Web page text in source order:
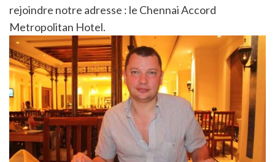
rejoindre notre adresse : le Chennai Accord
Metropolitan Hotel.